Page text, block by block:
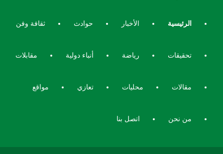
الرئيسية الأخبار حوادث ثقافة وفن
تحقيقات رياضة أنباء دولية مقابلات
مقالات محليات تعازي مواقع
من نحن اتصل بنا